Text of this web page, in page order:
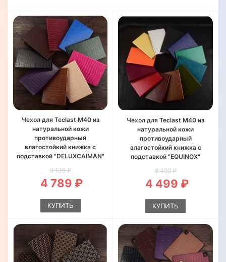
Чехол для Teclast M40 из
натуральной кожи
противоударный
влагостойкий книжка с
подставкой "DELUXCAIMAN"
9 139 ₽
4 789 ₽
КУПИТЬ
Чехол для Teclast M40 из
натуральной кожи
противоударный
влагостойкий книжка с
подставкой "EQUINOX"
8 499 ₽
4 499 ₽
КУПИТЬ